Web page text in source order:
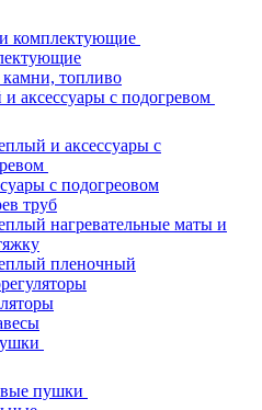
комплектующие
топливо
аксессуары с подогревом
и аксессуары с
с подогреовом
труб
нагревательные маты и
пленочный
пушки